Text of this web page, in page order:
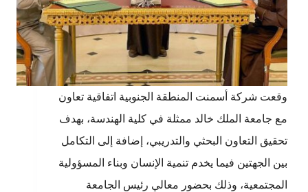
وقعت شركة أسمنت المنطقة الجنوبية اتفاقية تعاون
مع جامعة الملك خالد ممثلة في كلية الهندسة، بهدف
تحقيق التعاون البحثي والتدريبي، إضافة إلى التكامل
بين الجهتين فيما يخدم تنمية الإنسان وبناء المسؤولية
المجتمعية، وذلك بحضور معالي رئيس الجامعة